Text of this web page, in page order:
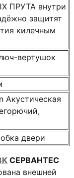
ПРУТА внутри
защитят
килечным
вертушок
Акустическая
двери
СЕРВАНТЕС
внешней